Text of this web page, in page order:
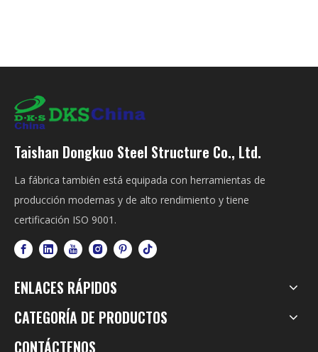
Taishan Dongkuo Steel Structure Co., Ltd.
La fábrica también está equipada con herramientas de
producción modernas y de alto rendimiento y tiene
certificación ISO 9001.
ENLACES RÁPIDOS
CATEGORÍA DE PRODUCTOS
CONTÁCTENOS